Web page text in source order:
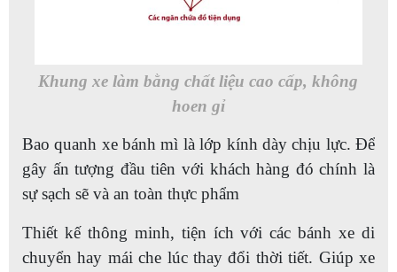
Khung xe làm bằng chất liệu cao cấp, không
hoen gỉ
Bao quanh xe bánh mì là lớp kính dày chịu lực. Để
gây ấn tượng đầu tiên với khách hàng đó chính là
sự sạch sẽ và an toàn thực phẩm
Thiết kế thông minh, tiện ích với các bánh xe di
chuyển hay mái che lúc thay đổi thời tiết. Giúp xe